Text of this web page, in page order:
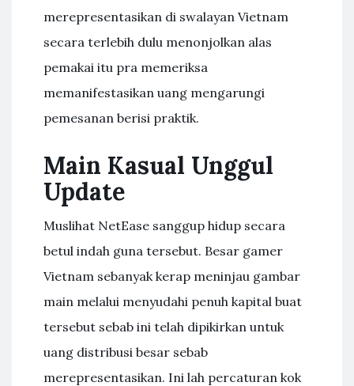
merepresentasikan di swalayan Vietnam
secara terlebih dulu menonjolkan alas
pemakai itu pra memeriksa
memanifestasikan uang mengarungi
pemesanan berisi praktik.
Main Kasual Unggul
Update
Muslihat NetEase sanggup hidup secara
betul indah guna tersebut. Besar gamer
Vietnam sebanyak kerap meninjau gambar
main melalui menyudahi penuh kapital buat
tersebut sebab ini telah dipikirkan untuk
uang distribusi besar sebab
merepresentasikan. Ini lah percaturan kok